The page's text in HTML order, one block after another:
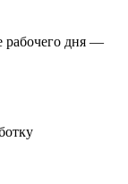
рабочего дня —